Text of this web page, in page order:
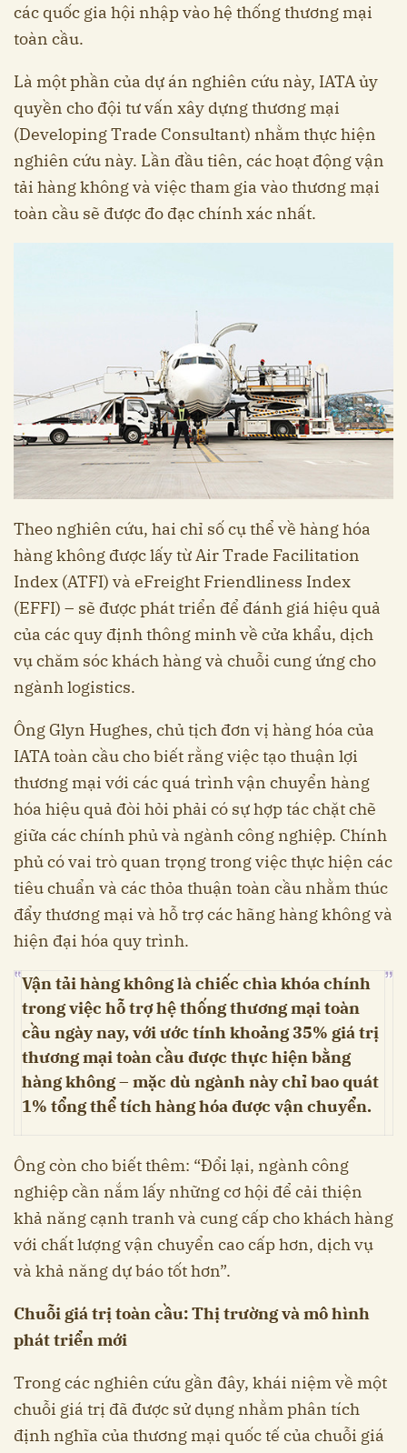
các quốc gia hội nhập vào hệ thống thương mại
toàn cầu.
Là một phần của dự án nghiên cứu này, IATA ủy
quyền cho đội tư vấn xây dựng thương mại
(Developing Trade Consultant) nhằm thực hiện
nghiên cứu này. Lần đầu tiên, các hoạt động vận
tải hàng không và việc tham gia vào thương mại
toàn cầu sẽ được đo đạc chính xác nhất.
Theo nghiên cứu, hai chỉ số cụ thể về hàng hóa
hàng không được lấy từ Air Trade Facilitation
Index (ATFI) và eFreight Friendliness Index
(EFFI) – sẽ được phát triển để đánh giá hiệu quả
của các quy định thông minh về cửa khẩu, dịch
vụ chăm sóc khách hàng và chuỗi cung ứng cho
ngành logistics.
Ông Glyn Hughes, chủ tịch đơn vị hàng hóa của
IATA toàn cầu cho biết rằng việc tạo thuận lợi
thương mại với các quá trình vận chuyển hàng
hóa hiệu quả đòi hỏi phải có sự hợp tác chặt chẽ
giữa các chính phủ và ngành công nghiệp. Chính
phủ có vai trò quan trọng trong việc thực hiện các
tiêu chuẩn và các thỏa thuận toàn cầu nhằm thúc
đẩy thương mại và hỗ trợ các hãng hàng không và
hiện đại hóa quy trình.
Vận tải hàng không là chiếc chìa khóa chính
trong việc hỗ trợ hệ thống thương mại toàn
cầu ngày nay, với ước tính khoảng 35% giá trị
thương mại toàn cầu được thực hiện bằng
hàng không – mặc dù ngành này chỉ bao quát
1% tổng thể tích hàng hóa được vận chuyển.
Ông còn cho biết thêm: “Đổi lại, ngành công
nghiệp cần nắm lấy những cơ hội để cải thiện
khả năng cạnh tranh và cung cấp cho khách hàng
với chất lượng vận chuyển cao cấp hơn, dịch vụ
và khả năng dự báo tốt hơn”.
Chuỗi giá trị toàn cầu: Thị trường và mô hình
phát triển mới
Trong các nghiên cứu gần đây, khái niệm về một
chuỗi giá trị đã được sử dụng nhằm phân tích
định nghĩa của thương mại quốc tế của chuỗi giá